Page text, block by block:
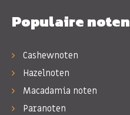
Populaire noten
Cashewnoten
Hazelnoten
Macadamia noten
Paranoten